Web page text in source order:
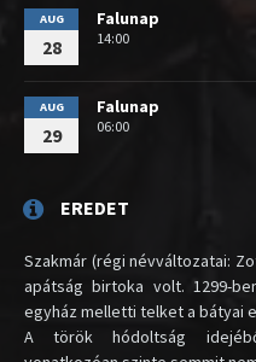
AUG
28
Falunap
14:00
AUG
29
Falunap
06:00
EREDET
Szakmár (régi névváltozatai:
apátság birtoka volt. 1299-
egyház melletti telket a bátyai
A török hódoltság